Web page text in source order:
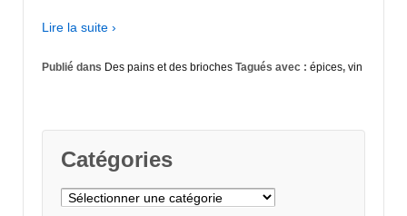
Lire la suite ›
Publié dans Des pains et des brioches Tagués avec : épices, vin
Catégories
Catégories